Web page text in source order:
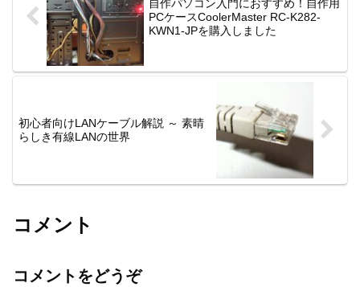
自作パソコン入門におすすめ！自作用
PCケースCoolerMaster RC-K282-
KWN1-JPを購入しました
初心者向けLANケーブル解説 ～ 素晴
らしき有線LANの世界
コメント
コメントをどうぞ